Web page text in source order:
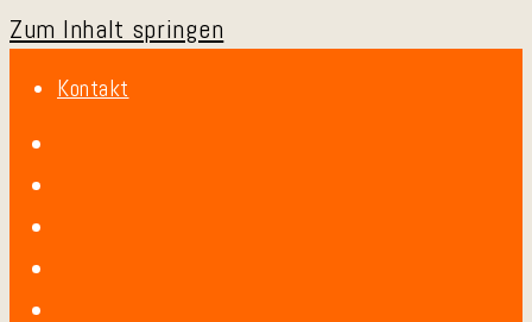
Zum Inhalt springen
Kontakt